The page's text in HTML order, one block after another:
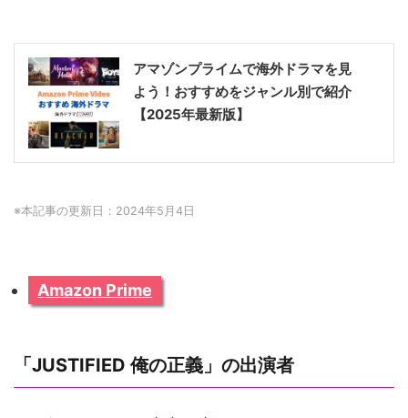
アマゾンプライムで海外ドラマを見
よう！おすすめをジャンル別で紹介
【2025年最新版】
※本記事の更新日：2024年5月4日
Amazon Prime
「JUSTIFIED 俺の正義」の出演者